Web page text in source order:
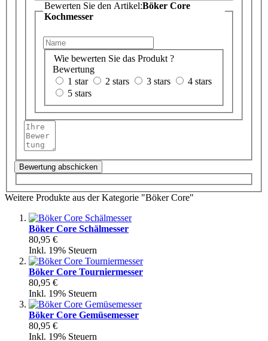
Bewerten Sie den Artikel:Böker Core
Kochmesser
Wie bewerten Sie das Produkt ?
Bewertung
1 star
2 stars 3 stars
4 stars
5 stars
Bewertung abschicken
Weitere Produkte aus der Kategorie "Böker Core"
Böker Core Schälmesser
80,95 €
Inkl. 19% Steuern
Böker Core Tourniermesser
80,95 €
Inkl. 19% Steuern
Böker Core Gemüsemesser
80,95 €
Inkl. 19% Steuern